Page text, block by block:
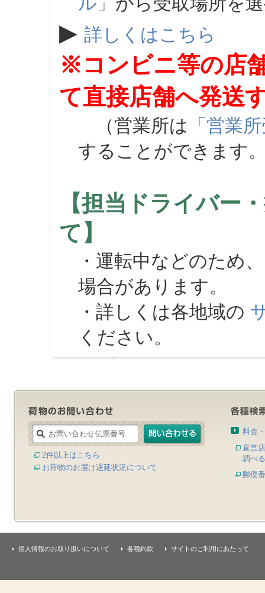
▶ 詳しくはこちら
※コンビニ等の店
て直接店舗へ発送
（営業所は 「営業
することができます
【担当ドライバー
て】
・運転中などのため
場合があります。
・詳しくは各地域の
ください。
2件以上はこちら
お荷物のお届け遅延状況について
料金
直営
調べる
郵便
個人情報のお取り扱いについて 各種約款 サイトのご利用にあたって